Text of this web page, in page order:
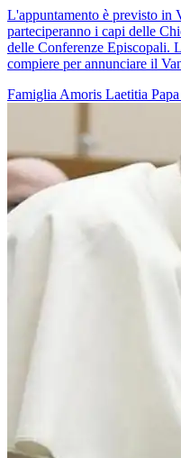
L'appuntamento è previsto in
parteciperanno i capi delle
delle Conferenze Episcopali.
compiere per annunciare il
Famiglia Amoris Laetitia